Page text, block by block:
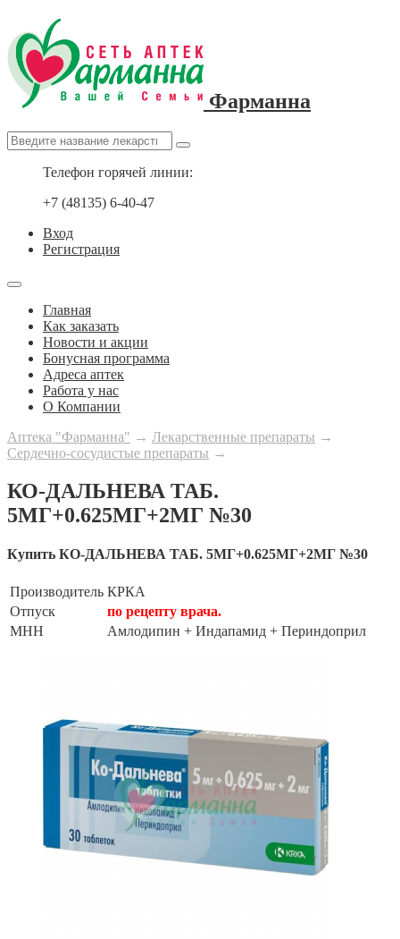
Фарманна
Телефон горячей линии:
+7 (48135) 6-40-47
Вход
Регистрация
Главная
Как заказать
Новости и акции
Бонусная программа
Адреса аптек
Работа у нас
О Компании
Аптека "Фарманна" → Лекарственные препараты →
Сердечно-сосудистые препараты →
КО-ДАЛЬНЕВА ТАБ.
5МГ+0.625МГ+2МГ №30
Купить КО-ДАЛЬНЕВА ТАБ. 5МГ+0.625МГ+2МГ №30
Производитель КРКА
Отпуск
по рецепту врача.
МНН
Амлодипин + Индапамид + Периндоприл